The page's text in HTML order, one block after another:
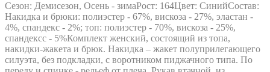
Сезон: Демисезон, Осень - зимаРост: 164Цвет: СинийСостав:
Накидка и брюки: полиэстер - 67%, вискоза - 27%, эластан -
4%, спандекс - 2%; топ: полиэстер - 70%, вискоза - 25%,
спандексс - 5%Комплект женский, состоящий из топа,
накидки-жакета и брюк. Накидка – жакет полуприлегающего
силуэта, без подкладки, с воротником пиджачного типа. По